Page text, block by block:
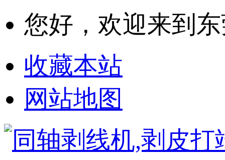
您好，欢迎来到
收藏本站
网站地图